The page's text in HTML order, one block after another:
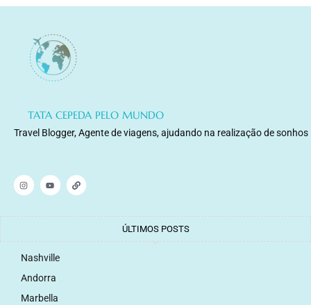
TATA CEPEDA PELO MUNDO
Travel Blogger, Agente de viagens, ajudando na realização de sonhos
ÚLTIMOS POSTS
Nashville
Andorra
Marbella